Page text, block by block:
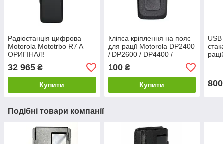
Радіостанція цифрова
Motorola Mototrbo R7 A
ОРИГІНАЛ!
32 965 ₴
Купити
Кліпса кріплення на пояс
для рації Motorola DP2400
/ DP2600 / DP4400 /
DP4600 / DP4800 / R7
100₴
Купити 800
Подібні товари компанії